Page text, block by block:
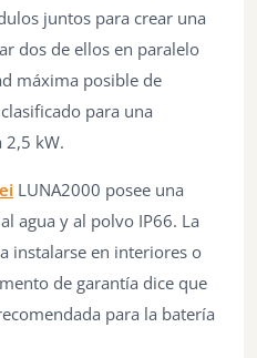
juntos para crear una
dos de ellos en paralelo
máxima posible de
para una
2,5 kW.
LUNA2000 posee una
agua y al polvo IP66. La
instalarse en interiores o
de garantía dice que
para la batería